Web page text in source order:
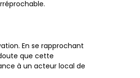
En se rapprochant
que cette
à un acteur local de